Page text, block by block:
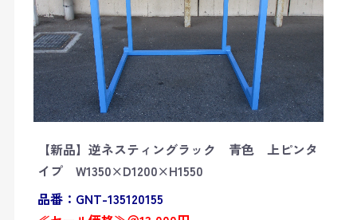
【新品】逆ネスティングラック 青色 上ピンタ
イプ W1350×D1200×H1550
品番：GNT-135120155